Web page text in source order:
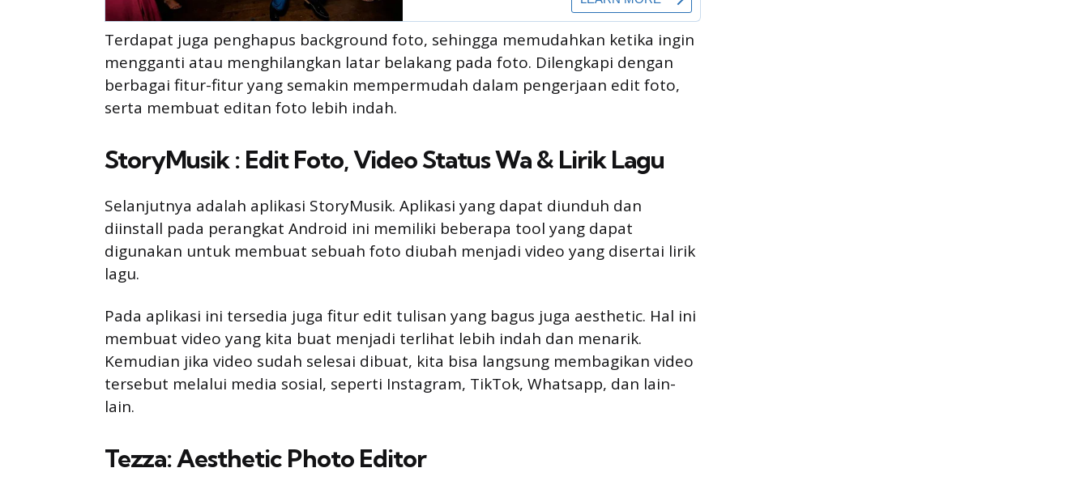
Terdapat juga penghapus background foto, sehingga memudahkan ketika ingin
mengganti atau menghilangkan latar belakang pada foto. Dilengkapi dengan
berbagai fitur-fitur yang semakin mempermudah dalam pengerjaan edit foto,
serta membuat editan foto lebih indah.
StoryMusik : Edit Foto, Video Status Wa & Lirik Lagu
Selanjutnya adalah aplikasi StoryMusik. Aplikasi yang dapat diunduh dan
diinstall pada perangkat Android ini memiliki beberapa tool yang dapat
digunakan untuk membuat sebuah foto diubah menjadi video yang disertai lirik
lagu.
Pada aplikasi ini tersedia juga fitur edit tulisan yang bagus juga aesthetic. Hal ini
membuat video yang kita buat menjadi terlihat lebih indah dan menarik.
Kemudian jika video sudah selesai dibuat, kita bisa langsung membagikan video
tersebut melalui media sosial, seperti Instagram, TikTok, Whatsapp, dan lain-
lain.
Tezza: Aesthetic Photo Editor